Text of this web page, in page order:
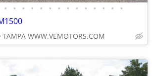
• • • • • • • • • • • • • •
TAMPA WWW.VEMOTORS.COM